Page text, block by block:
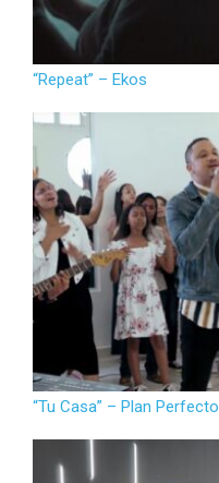
“Repeat” – Ekos
“Tu Casa” – Plan Perfecto